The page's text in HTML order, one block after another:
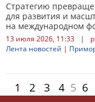
Стратегию
для развития и
на международном
13 июля 2026, 11:33 |
Лента новостей |
1 2 3 4 5 6